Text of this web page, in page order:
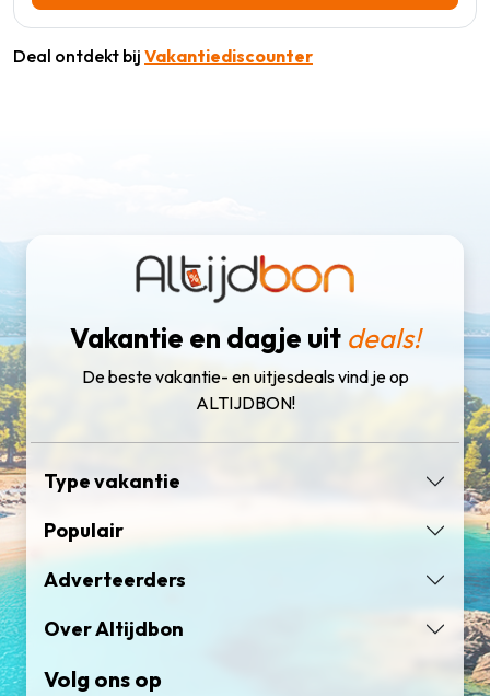
Deal ontdekt bij Vakantiediscounter
Vakantie en dagje uit deals!
De beste vakantie- en uitjesdeals vind je op
ALTIJDBON!
Type vakantie
Populair
Adverteerders
Over Altijdbon
Volg ons op